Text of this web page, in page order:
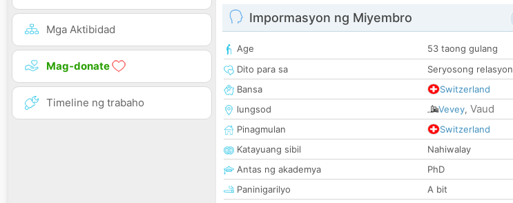
Mga Aktibidad
Mag-donate
Timeline ng trabaho
Impormasyon ng Miyembro
Age
53 taong gulang
Dito para sa
Seryosong relasyon
Bansa
Switzerland
lungsod
Vevey, Vaud
Pinagmulan
Switzerland
Katayuang sibil
Nahiwalay
Antas ng akademya
PhD
Paninigarilyo
A bit